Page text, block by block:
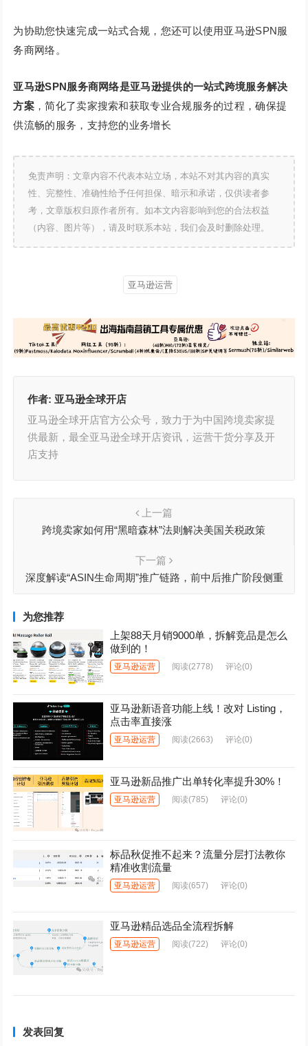
为协助您快速完成一站式合规，您还可以使用亚马逊SPN服
务商网络。
亚马逊SPN服务商网络是亚马逊提供的一站式跨境服务解决
方案 ，简化了卖家搜索和获取专业合规服务的过程，确保提
供流畅的服务，支持您的业务增长
免责声明：文章内容不代表本站立场，本站不对其内容的真实
性、完整性、准确性给予任何担保、暗示和承诺，仅供读者参
考，文章版权归原作者所有。如本文内容影响到您的合法权益
（内容、图片等），请及时联系本站，我们会及时删除处理。
亚马逊运营
作者: 亚马逊全球开店
亚马逊全球开店官方公众号，致力于为中国跨境卖家提
供最新，最全亚马逊全球开店资讯，运营干货分享及开
店支持
上一篇
跨境卖家如何用“黑暗森林”法则解决美国关税政策
下一篇
深度解读“ASIN生命周期”推广链路，前中后推广阶段侧重
为您推荐
上架88天月销9000单，拆解竞品是怎么
做到的！
亚马逊运营 阅读(2778) 评论(0)
亚马逊新语音功能上线！改对 Listing，
点击率直接涨
亚马逊运营 阅读(2663) 评论(0)
亚马逊新品推广出单转化率提升30%！
亚马逊运营 阅读(785) 评论(0)
标品秋促推不起来？流量分层打法教你
精准收割流量
亚马逊运营 阅读(657) 评论(0)
亚马逊精品选品全流程拆解
亚马逊运营 阅读(722) 评论(0)
发表回复